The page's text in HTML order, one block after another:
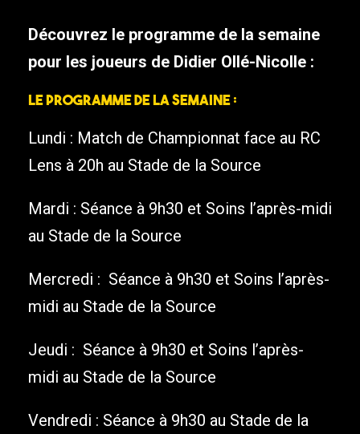
Découvrez le programme de la semaine
pour les joueurs de Didier Ollé-Nicolle :
Le programme de la semaine :
Lundi : Match de Championnat face au RC
Lens à 20h au Stade de la Source
Mardi : Séance à 9h30 et Soins l’après-midi
au Stade de la Source
Mercredi : Séance à 9h30 et Soins l’après-
midi au Stade de la Source
Jeudi : Séance à 9h30 et Soins l’après-
midi au Stade de la Source
Vendredi : Séance à 9h30 au Stade de la